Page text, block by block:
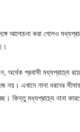
আলোচনা করা গেলেও
অর্ধেক প্রবাসী মধ্যপ্রাচ্যে
নয়। এখানে নানা ধরনের
কিন্তু মধ্যপ্রাচ্যে নানা